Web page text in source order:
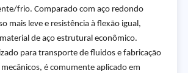
frio. Comparado com aço redondo
mais leve e resistência à flexão igual,
de aço estrutural econômico.
para transporte de fluidos e fabricação
é comumente aplicado em